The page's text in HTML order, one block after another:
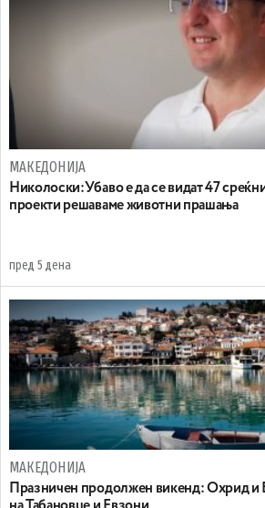
МАКЕДОНИЈА
Николоски:Убаво е да се видат 47
проекти решаваме животни прашања
пред 5 дена
МАКЕДОНИЈА
Празничен продолжен викенд: Охрид и